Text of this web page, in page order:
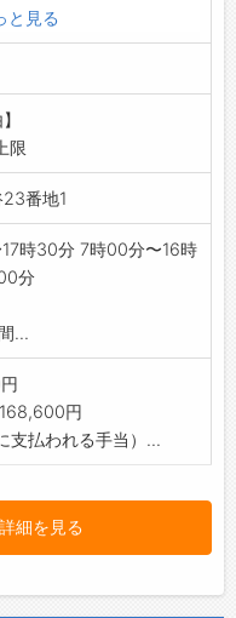
えるように施設行事を
と見る
限
番地1
時30分 7時00分〜16時
分
...
円
支払われる手当）...
詳細を見る